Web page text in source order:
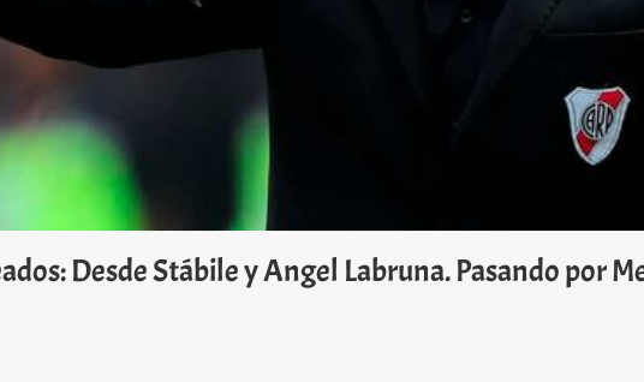
Desde Stábile y Angel Labruna. Pasando por